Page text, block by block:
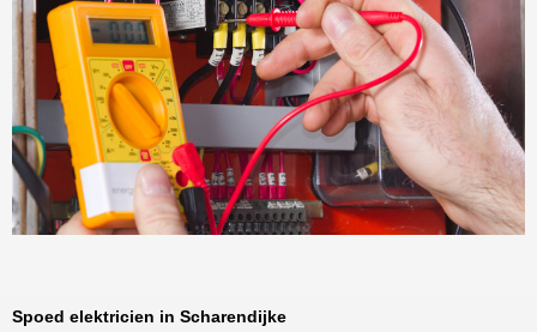
Spoed elektricien in Scharendijke